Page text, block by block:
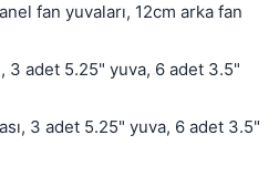
fan yuvaları, 12cm arka fan
3 adet 5.25" yuva, 6 adet 3.5"
3 adet 5.25" yuva, 6 adet 3.5"